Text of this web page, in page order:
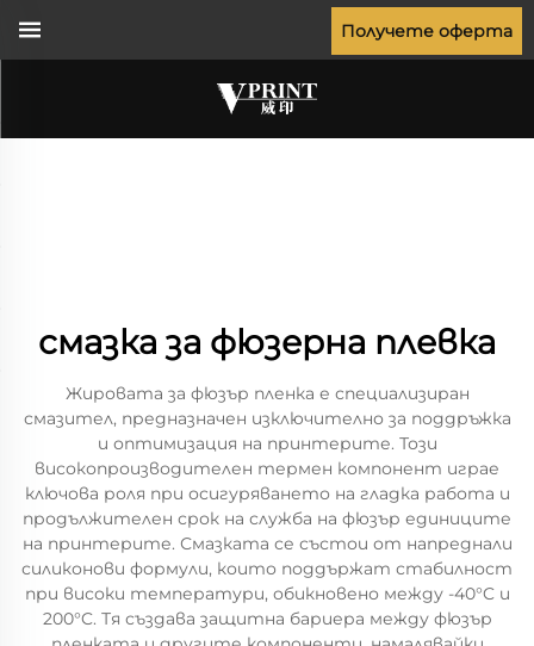
Получете оферта
смазка за фюзерна плевка
Жировата за фюзър пленка е специализиран
смазител, предназначен изключително за поддръжка
и оптимизация на принтерите. Този
високопроизводителен термен компонент играе
ключова роля при осигуряването на гладка работа и
продължителен срок на служба на фюзър единиците
на принтерите. Смазката се състои от напреднали
силиконови формули, които поддържат стабилност
при високи температури, обикновено между -40°C и
200°C. Тя създава защитна бариера между фюзър